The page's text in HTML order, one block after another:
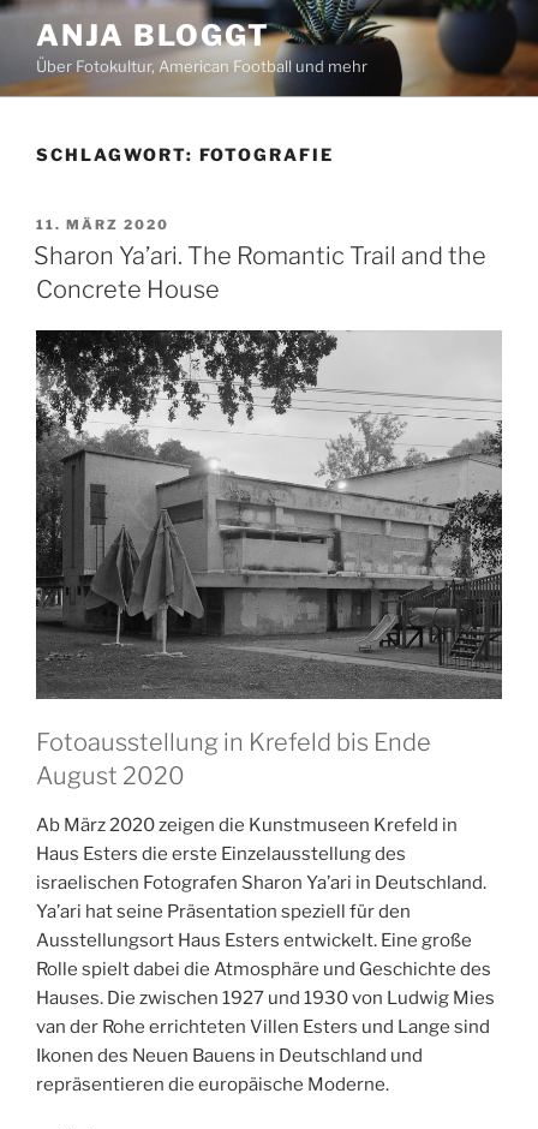
Zum
Inhalt
springen
ANJA BLOGGT
Über Fotokultur, American Football und mehr
SCHLAGWORT: FOTOGRAFIE
VERÖFFENTLICHT
AM
11. MÄRZ 2020
Sharon Ya’ari. The Romantic Trail and the
Concrete House
Fotoausstellung in Krefeld bis Ende
August 2020
Ab März 2020 zeigen die Kunstmuseen Krefeld in
Haus Esters die erste Einzelausstellung des
israelischen Fotografen Sharon Ya’ari in Deutschland.
Ya’ari hat seine Präsentation speziell für den
Ausstellungsort Haus Esters entwickelt. Eine große
Rolle spielt dabei die Atmosphäre und Geschichte des
Hauses. Die zwischen 1927 und 1930 von Ludwig Mies
van der Rohe errichteten Villen Esters und Lange sind
Ikonen des Neuen Bauens in Deutschland und
repräsentieren die europäische Moderne.